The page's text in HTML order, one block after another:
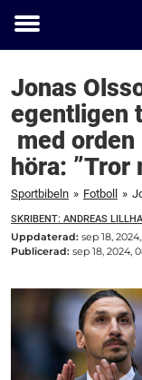
Toggle
Jonas
egentligen
med
höra: ”Tror
Sportbibeln » Fotboll »
SKRIBENT: ANDREAS
Uppdaterad: sep 18,
Publicerad: sep 18, 2024,